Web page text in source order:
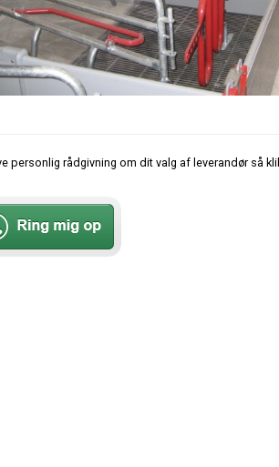
personlig rådgivning om dit valg af leverandør så